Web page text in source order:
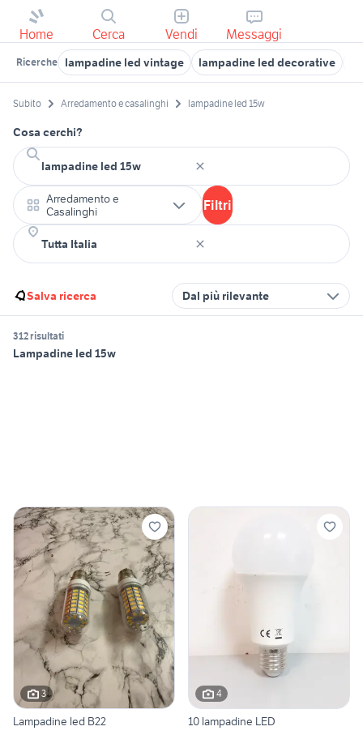
Home Cerca Vendi Messaggi
Ricerche lampadine led vintage lampadine led decorative
Subito Arredamento e casalinghi lampadine led 15w
Cosa cerchi?
Arredamento e
Casalinghi
Filtri
Salva ricerca Dal più rilevante
312 risultati
Lampadine led 15w
3
Lampadine led B22
4
10 lampadine LED